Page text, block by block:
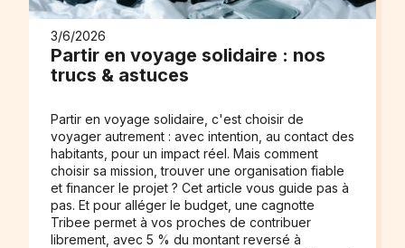
3/6/2026
Partir en voyage solidaire : nos
trucs & astuces
Partir en voyage solidaire, c'est choisir de
voyager autrement : avec intention, au contact des
habitants, pour un impact réel. Mais comment
choisir sa mission, trouver une organisation fiable
et financer le projet ? Cet article vous guide pas à
pas. Et pour alléger le budget, une cagnotte
Tribee permet à vos proches de contribuer
librement, avec 5 % du montant reversé à